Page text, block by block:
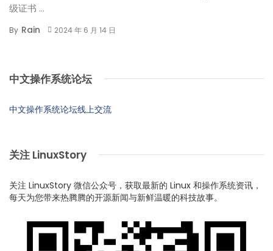
级证书 ...
By Rain 2024 年 6 月 14 日
中文操作系统论坛
中文操作系统论坛线上交流
关注 LinuxStory
关注 LinuxStory 微信公众号，获取最新的 Linux 和操作系统资讯，
每天为您带来热腾腾的开源新闻与新鲜温暖的科技故事。